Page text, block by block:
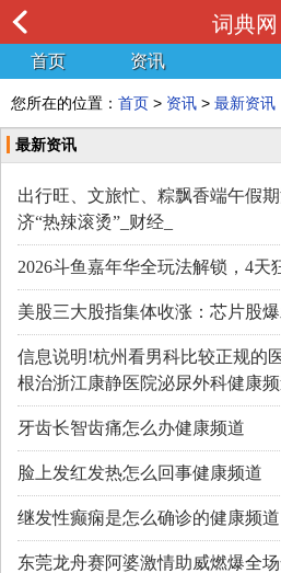
词典网
首页 资讯
您所在的位置： 首页 > 资讯 > 最新资讯
最新资讯
出行旺、文旅忙、粽飘香端午假
济“热辣滚烫”_财经_
2026斗鱼嘉年华全玩法解锁，4天
美股三大股指集体收涨：芯片股
信息说明!杭州看男科比较正规的
根治浙江康静医院泌尿外科健康
牙齿长智齿痛怎么办健康频道
脸上发红发热怎么回事健康频道
继发性癫痫是怎么确诊的健康频道
东莞龙舟赛阿婆激情助威燃爆全